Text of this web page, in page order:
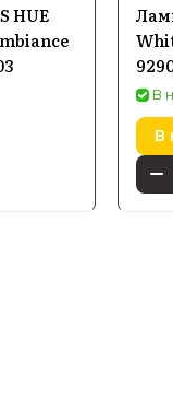
HUE
В
В